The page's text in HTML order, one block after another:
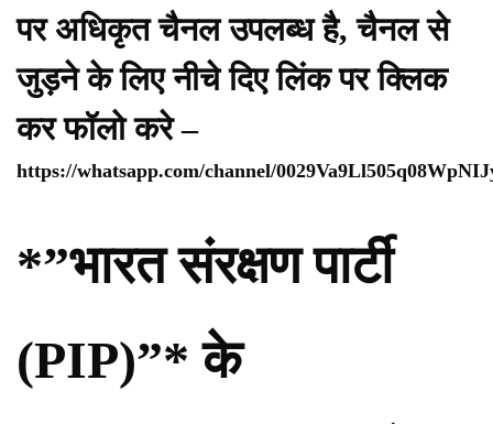
पर अधिकृत चैनल उपलब्ध है, चैनल से
जुड़ने के लिए नीचे दिए लिंक पर क्लिक
कर फॉलो करे –
https://whatsapp.com/channel/
*”भारत संरक्षण पार्टी
(PIP)”* के